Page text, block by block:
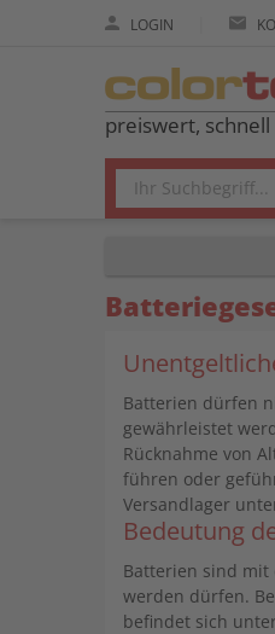
LOGIN
preiswert,
Batterien dürfen
gewährleistet
Rücknahme von
führen oder
Versandlager
Bedeutung
Batterien sind mit
werden dürfen.
befindet sich